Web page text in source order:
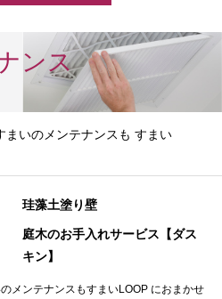
ンス
まいのメンテナンスも すまい
珪藻土塗り壁
庭木のお手入れサービス【ダス
キン】
メンテナンスもすまいLOOP におまかせ